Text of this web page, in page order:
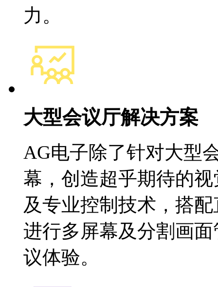
力。
大型会议厅解决方案
AG电子除了针对大型
幕，创造超乎期待的
及专业控制技术，搭
进行多屏幕及分割画
议体验。